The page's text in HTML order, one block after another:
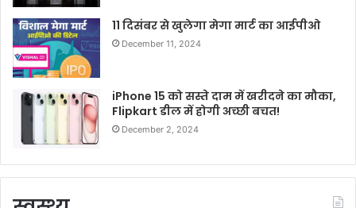
11 दिसंबर से खुलेगा मेगा मार्ट का आईपीओ
December 11, 2024
iPhone 15 को सस्ते दाम में खरीदने का मौका,
Flipkart डील में होगी अच्छी बचत!
December 2, 2024